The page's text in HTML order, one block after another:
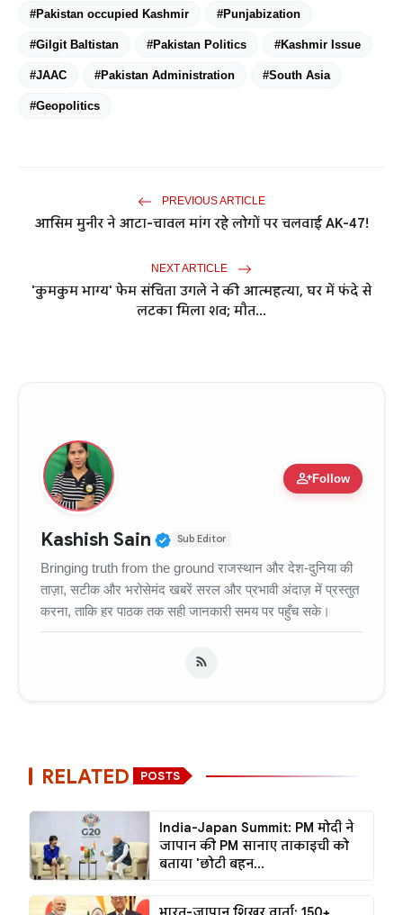
#Pakistan occupied Kashmir #Punjabization
#Gilgit Baltistan #Pakistan Politics #Kashmir Issue
#JAAC #Pakistan Administration #South Asia
#Geopolitics
PREVIOUS ARTICLE
आसिम मुनीर ने आटा-चावल मांग रहे लोगों पर चलवाई AK-47!
NEXT ARTICLE
'कुमकुम भाग्य' फेम संचिता उगले ने की आत्महत्या, घर में फंदे से
लटका मिला शव; मौत...
person_addFollow
Kashish Sain Verified Public Figure •
Sub Editor
Bringing truth from the ground राजस्थान और देश-दुनिया की
ताज़ा, सटीक और भरोसेमंद खबरें सरल और प्रभावी अंदाज़ में प्रस्तुत
करना, ताकि हर पाठक तक सही जानकारी समय पर पहुँच सके।
RELATED POSTS
India-Japan Summit: PM मोदी ने
जापान की PM सानाए ताकाइची को
बताया 'छोटी बहन...